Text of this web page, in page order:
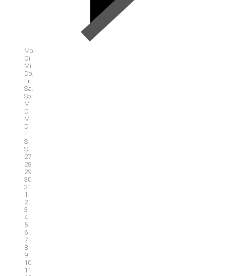
Mo.
Di.
Mi.
Do.
Fr.
Sa.
So.
M
D
M
D
F
S
S
27
28
29
30
31
1
2
3
4
5
6
7
8
9
10
11